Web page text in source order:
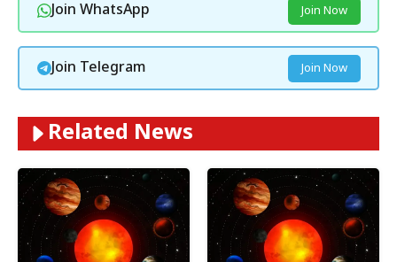
Join WhatsApp Join Now
Join Telegram Join Now
Related News